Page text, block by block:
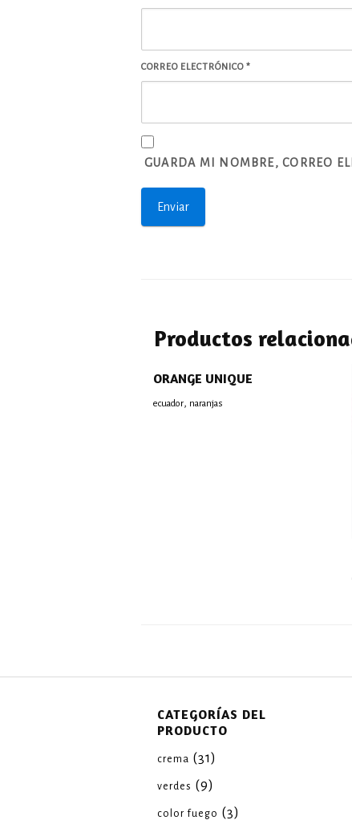
CORREO ELECTRÓNICO *
GUARDA MI NOMBRE, CORREO
Productos
ORANGE UNIQUE
ecuador, naranjas
CATEGORÍAS DEL
PRODUCTO
crema (31)
verdes (9)
color fuego (3)